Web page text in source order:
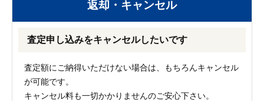
返却・キャンセル
査定申し込みをキャンセルしたいです
査定額にご納得いただけない場合は、もちろんキャンセル
が可能です。
キャンセル料も一切かかりませんのご安心下さい。